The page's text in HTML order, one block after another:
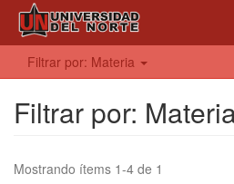
Filtrar por: Materia
Filtrar por:
Mostrando ítems 1-4 de 1